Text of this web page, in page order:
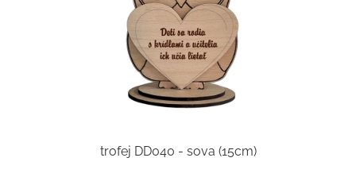
trofej DD040 - sova (15cm)